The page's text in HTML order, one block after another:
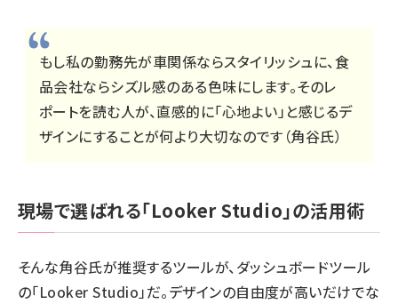
もし私の勤務先が車関係ならスタイリッシュに、食
品会社ならシズル感のある色味にします。そのレ
ポートを読む人が、直感的に「心地よい」と感じるデ
ザインにすることが何より大切なのです（角谷氏）
現場で選ばれる「Looker Studio」の活用術
そんな角谷氏が推奨するツールが、ダッシュボードツール
の「Looker Studio」だ。デザインの自由度が高いだけでな